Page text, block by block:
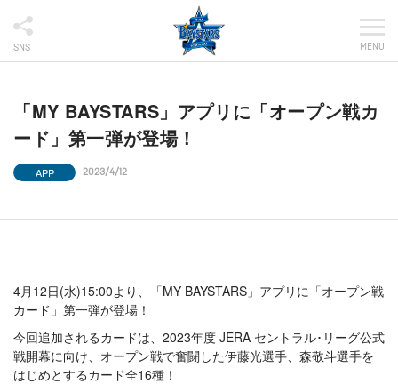
SNS MENU
「MY BAYSTARS」アプリに「オープン戦カ
ード」第一弾が登場！
APP 2023/4/12
4月12日(水)15:00より、「MY BAYSTARS」アプリに「オープン戦
カード」第一弾が登場！
今回追加されるカードは、2023年度 JERA セントラル･リーグ公式
戦開幕に向け、オープン戦で奮闘した伊藤光選手、森敬斗選手を
はじめとするカード全16種！